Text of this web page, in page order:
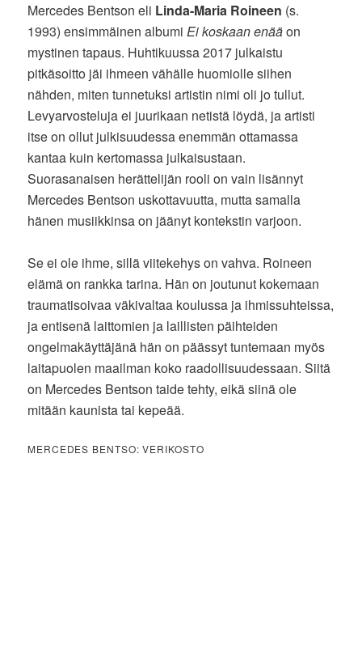
Mercedes Bentson eli Linda-Maria Roineen (s.
1993) ensimmäinen albumiEi koskaan enääon
mystinen tapaus. Huhtikuussa 2017 julkaistu
pitkäsoitto jäi ihmeen vähälle huomiolle siihen
nähden, miten tunnetuksi artistin nimi oli jo tullut.
Levyarvosteluja ei juurikaan netistä löydä, ja artisti
itse on ollut julkisuudessa enemmän ottamassa
kantaa kuin kertomassa julkaisustaan.
Suorasanaisen herättelijän rooli on vain lisännyt
Mercedes Bentson uskottavuutta, mutta samalla
hänen musiikkinsa on jäänyt kontekstin varjoon.
Se ei ole ihme, sillä viitekehys on vahva. Roineen
elämä on rankka tarina. Hän on joutunut kokemaan
traumatisoivaa väkivaltaa koulussa ja ihmissuhteissa,
ja entisenä laittomien ja laillisten päihteiden
ongelmakäyttäjänä hän on päässyt tuntemaan myös
laitapuolen maailman koko raadollisuudessaan. Siitä
on Mercedes Bentson taide tehty, eikä siinä ole
mitään kaunista tai kepeää.
MERCEDES BENTSO: VERIKOSTO